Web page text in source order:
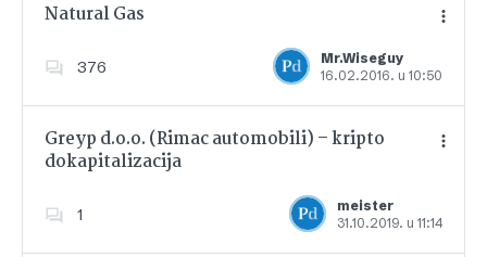
Natural Gas
376
Mr.Wiseguy
16.02.2016. u 10:50
Dodajte u favorite
Greyp d.o.o. (Rimac automobili) – kripto
dokapitalizacija
1
meister
31.10.2019. u 11:14
Dodajte u favorite